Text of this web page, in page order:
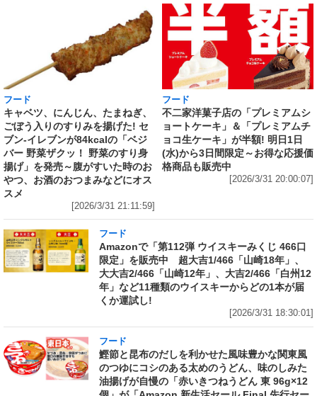
フード
キャベツ、にんじん、たまねぎ、
ごぼう入りのすりみを揚げた! セ
ブン‐イレブンが84kcalの「ベジ
バー 野菜ザクッ！ 野菜のすり身
揚げ」を発売～腹がすいた時のお
やつ、お酒のおつまみなどにオス
スメ
[2026/3/31 21:11:59]
フード
不二家洋菓子店の「プレミアムシ
ョートケーキ」＆「プレミアムチ
ョコ生ケーキ」が半額! 明日1日
(水)から3日間限定～お得な応援価
格商品も販売中
[2026/3/31 20:00:07]
フード
Amazonで「第112弾 ウイスキーみくじ 466口
限定」を販売中 超大吉1/466「山崎18年」、
大大吉2/466「山崎12年」、大吉2/466「白州12
年」など11種類のウイスキーからどの1本が届
くか運試し!
[2026/3/31 18:30:01]
フード
鰹節と昆布のだしを利かせた風味豊かな関東風
のつゆにコシのある太めのうどん、味のしみた
油揚げが自慢の「赤いきつねうどん 東 96g×12